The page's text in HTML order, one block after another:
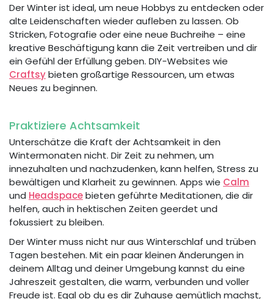
Der Winter ist ideal, um neue Hobbys zu entdecken oder
alte Leidenschaften wieder aufleben zu lassen. Ob
Stricken, Fotografie oder eine neue Buchreihe – eine
kreative Beschäftigung kann die Zeit vertreiben und dir
ein Gefühl der Erfüllung geben. DIY-Websites wie
Craftsybieten großartige Ressourcen, um etwas
Neues zu beginnen.
Praktiziere Achtsamkeit
Unterschätze die Kraft der Achtsamkeit in den
Wintermonaten nicht. Dir Zeit zu nehmen, um
innezuhalten und nachzudenken, kann helfen, Stress zu
bewältigen und Klarheit zu gewinnen. Apps wie Calm
und Headspacebieten geführte Meditationen, die dir
helfen, auch in hektischen Zeiten geerdet und
fokussiert zu bleiben.
Der Winter muss nicht nur aus Winterschlaf und trüben
Tagen bestehen. Mit ein paar kleinen Änderungen in
deinem Alltag und deiner Umgebung kannst du eine
Jahreszeit gestalten, die warm, verbunden und voller
Freude ist. Egal ob du es dir Zuhause gemütlich machst,